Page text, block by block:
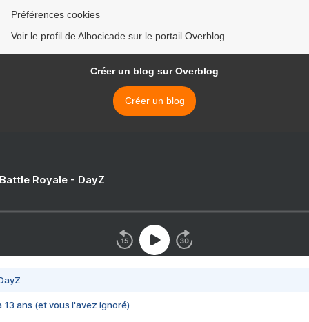
Préférences cookies
Voir le profil de Albocicade sur le portail Overblog
Créer un blog sur Overblog
Créer un blog
Royale - DayZ
13 ans (et vous l'avez ignoré)